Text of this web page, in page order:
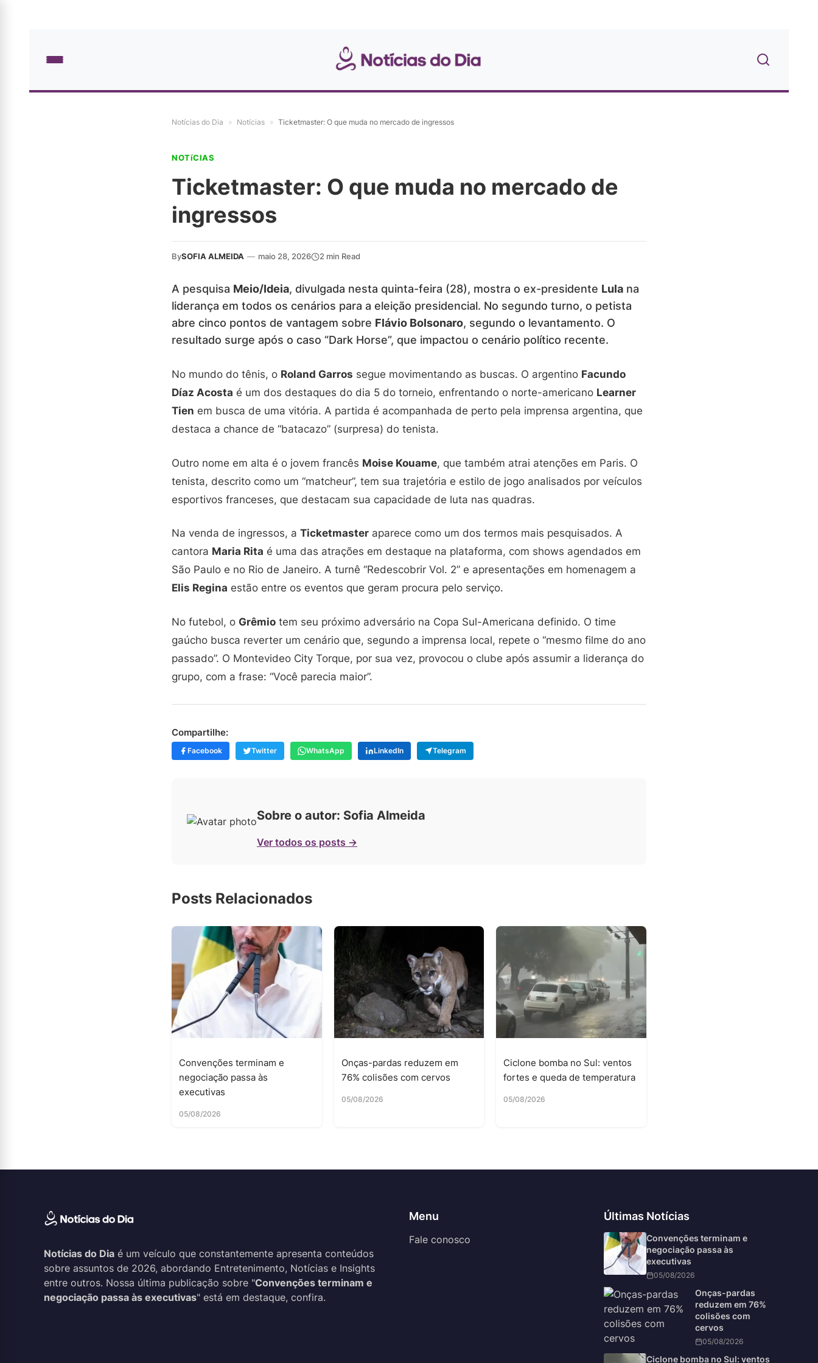
Notícias do Dia » Notícias » Ticketmaster: O que muda no mercado de ingressos
NOTíCIAS
Ticketmaster: O que muda no mercado de
ingressos
BySOFIA ALMEIDA — maio 28, 2026 2 min Read
A pesquisa Meio/Ideia, divulgada nesta quinta-feira (28), mostra o ex-presidente Lula na
liderança em todos os cenários para a eleição presidencial. No segundo turno, o petista
abre cinco pontos de vantagem sobre Flávio Bolsonaro, segundo o levantamento. O
resultado surge após o caso “Dark Horse”, que impactou o cenário político recente.
No mundo do tênis, o Roland Garros segue movimentando as buscas. O argentino Facundo
Díaz Acosta é um dos destaques do dia 5 do torneio, enfrentando o norte-americano Learner
Tien em busca de uma vitória. A partida é acompanhada de perto pela imprensa argentina, que
destaca a chance de “batacazo” (surpresa) do tenista.
Outro nome em alta é o jovem francês Moise Kouame, que também atrai atenções em Paris. O
tenista, descrito como um “matcheur”, tem sua trajetória e estilo de jogo analisados por veículos
esportivos franceses, que destacam sua capacidade de luta nas quadras.
Na venda de ingressos, a Ticketmaster aparece como um dos termos mais pesquisados. A
cantora Maria Rita é uma das atrações em destaque na plataforma, com shows agendados em
São Paulo e no Rio de Janeiro. A turnê “Redescobrir Vol. 2” e apresentações em homenagem a
Elis Regina estão entre os eventos que geram procura pelo serviço.
No futebol, o Grêmio tem seu próximo adversário na Copa Sul-Americana definido. O time
gaúcho busca reverter um cenário que, segundo a imprensa local, repete o “mesmo filme do ano
passado”. O Montevideo City Torque, por sua vez, provocou o clube após assumir a liderança do
grupo, com a frase: “Você parecia maior”.
Compartilhe:
Facebook Twitter WhatsApp LinkedIn Telegram
Sobre o autor: Sofia Almeida
Ver todos os posts →
Posts Relacionados
Convenções terminam e
negociação passa às
executivas
05/08/2026
Onças-pardas reduzem em
76% colisões com cervos
05/08/2026
Ciclone bomba no Sul: ventos
fortes e queda de temperatura
05/08/2026
Notícias do Dia é um veículo que constantemente apresenta conteúdos
sobre assuntos de 2026, abordando Entretenimento, Notícias e Insights
entre outros. Nossa última publicação sobre "Convenções terminam e
negociação passa às executivas" está em destaque, confira.
Menu
Fale conosco
Últimas Notícias
Convenções terminam e
negociação passa às
executivas
05/08/2026
Onças-pardas
reduzem em 76%
colisões com
cervos
05/08/2026
Ciclone bomba no Sul: ventos